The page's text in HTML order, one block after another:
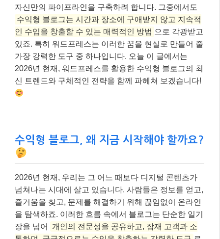
자신만의 파이프라인을 구축하려 합니다. 그중에서도
수익형 블로그는 시간과 장소에 구애받지 않고 지속적
인 수입을 창출할 수 있는 매력적인 방법 으로 각광받고
있죠. 특히 워드프레스는 이러한 꿈을 현실로 만들어 줄
가장 강력한 도구 중 하나입니다. 오늘 이 글에서는
2026년 현재, 워드프레스를 활용한 수익형 블로그의 최
신 트렌드와 구체적인 전략을 함께 파헤쳐 보겠습니다!
수익형 블로그, 왜 지금 시작해야 할까요?
2026년 현재, 우리는 그 어느 때보다 디지털 콘텐츠가
넘쳐나는 시대에 살고 있습니다. 사람들은 정보를 얻고,
즐거움을 찾고, 문제를 해결하기 위해 끊임없이 온라인
을 탐색하죠. 이러한 흐름 속에서 블로그는 단순한 일기
장을 넘어
개인의 전문성을 공유하고, 잠재 고객과 소